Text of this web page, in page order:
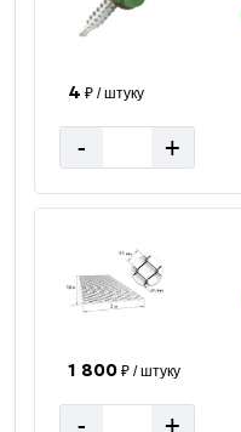
4 ₽ / штуку
- +
1 800₽ / штуку
- +